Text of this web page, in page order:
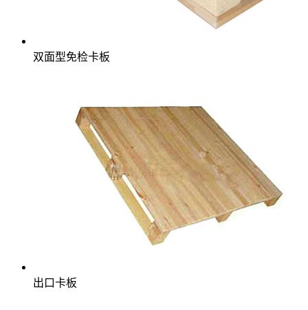
双面型免检卡板
出口卡板